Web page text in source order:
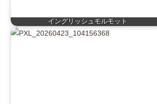
イングリッシュモルモット